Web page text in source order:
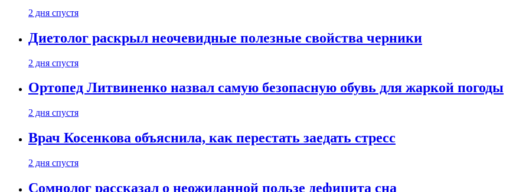
2 дня спустя
Диетолог раскрыл неочевидные полезные свойства черники
2 дня спустя
Ортопед Литвиненко назвал самую безопасную обувь для жаркой погоды
2 дня спустя
Врач Косенкова объяснила, как перестать заедать стресс
2 дня спустя
Сомнолог рассказал о неожиданной пользе дефицита сна